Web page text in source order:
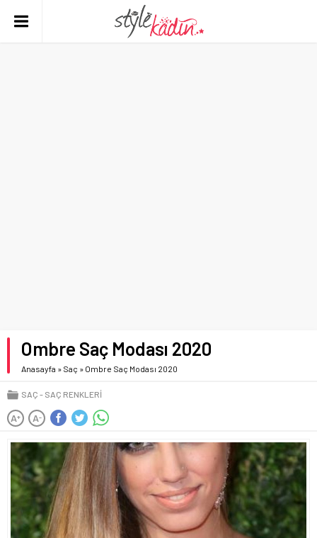
Ombre Saç Modası 2020
Anasayfa » Saç » Ombre Saç Modası 2020
SAÇ SAÇ RENKLERI
A+ A-